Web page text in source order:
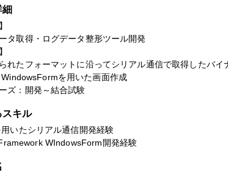
タ取得・ログデータ整形ツール開発
られたフォーマットに沿ってシリアル通信で取得したバイ
WindowsFormを用いた画面作成
ズ：開発～結合試験
スキル
用いたシリアル通信開発経験
WIndowsForm開発経験